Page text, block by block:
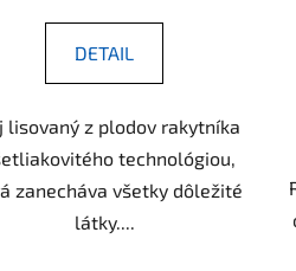
DETAIL
lisovaný z plodov rakytníka
technológiou,
zanecháva všetky dôležité
látky....